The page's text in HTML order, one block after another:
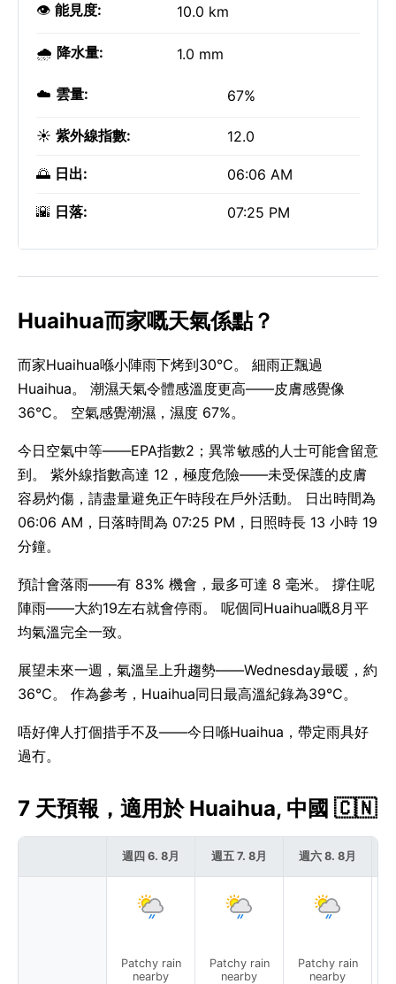
👁️ 能見度: 10.0 km
🌧️ 降水量: 1.0 mm
☁️ 雲量: 67%
☀️ 紫外線指數: 12.0
🌅 日出: 06:06 AM
🌇 日落: 07:25 PM
Huaihua而家嘅天氣係點？
而家Huaihua喺小陣雨下烤到30°C。 細雨正飄過
Huaihua。 潮濕天氣令體感溫度更高——皮膚感覺像
36°C。 空氣感覺潮濕，濕度 67%。
今日空氣中等——EPA指數2；異常敏感的人士可能會留意
到。 紫外線指數高達 12，極度危險——未受保護的皮膚
容易灼傷，請盡量避免正午時段在戶外活動。 日出時間為
06:06 AM，日落時間為 07:25 PM，日照時長 13 小時 19
分鐘。
預計會落雨——有 83% 機會，最多可達 8 毫米。 撐住呢
陣雨——大約19左右就會停雨。 呢個同Huaihua嘅8月平
均氣溫完全一致。
展望未來一週，氣溫呈上升趨勢——Wednesday最暖，約
36°C。 作為參考，Huaihua同日最高溫紀錄為39°C。
唔好俾人打個措手不及——今日喺Huaihua，帶定雨具好
過冇。
7 天預報，適用於 Huaihua, 中國 🇨🇳
週四 6. 8月
Patchy rain
nearby
週五 7. 8月
Patchy rain
nearby
週六 8. 8月
Patchy rain
nearby